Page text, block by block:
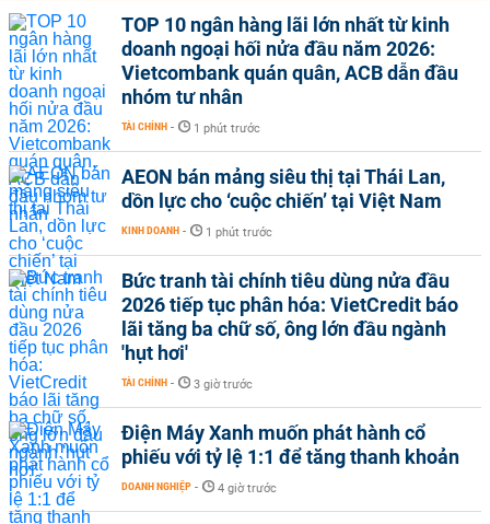
TOP 10 ngân hàng lãi lớn nhất từ kinh
doanh ngoại hối nửa đầu năm 2026:
Vietcombank quán quân, ACB dẫn đầu
nhóm tư nhân
TÀI CHÍNH - 1 phút trước
AEON bán mảng siêu thị tại Thái Lan,
dồn lực cho ‘cuộc chiến’ tại Việt Nam
KINH DOANH - 1 phút trước
Bức tranh tài chính tiêu dùng nửa đầu
2026 tiếp tục phân hóa: VietCredit báo
lãi tăng ba chữ số, ông lớn đầu ngành
'hụt hơi'
TÀI CHÍNH - 3 giờ trước
Điện Máy Xanh muốn phát hành cổ
phiếu với tỷ lệ 1:1 để tăng thanh khoản
DOANH NGHIỆP - 4 giờ trước